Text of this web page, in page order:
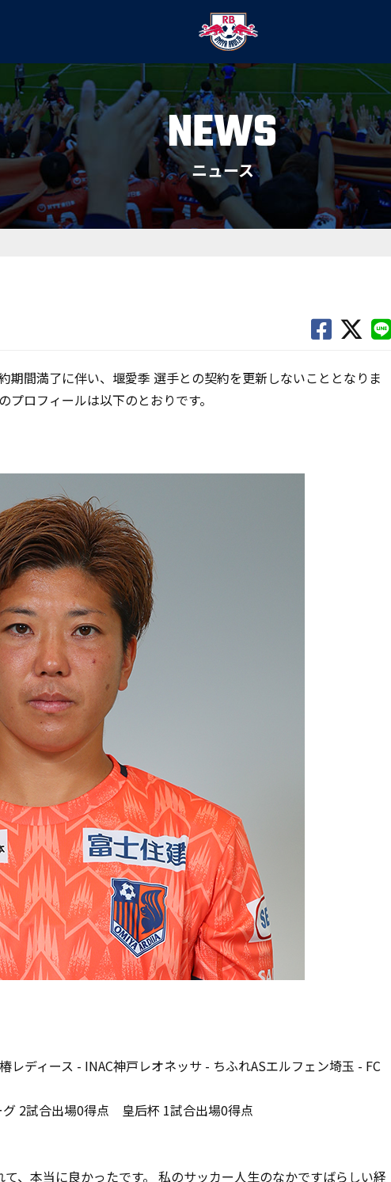
NEWS
ニュース
期間満了に伴い、堰愛季 選手との契約を更新しないこととなりま
プロフィールは以下のとおりです。
椿レディース - INAC神戸レオネッサ - ちふれASエルフェン埼玉 - FC
グ 2試合出場0得点 皇后杯 1試合出場0得点
、本当に良かったです。 私のサッカー人生のなかですばらしい経